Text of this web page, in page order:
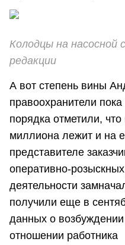
Колодцы на насосной
редакции
А вот степень вины
правоохранители
порядка отметили,
миллиона лежит и на
представителе
оперативно-
деятельности
получили еще в
данных о
отношении работника